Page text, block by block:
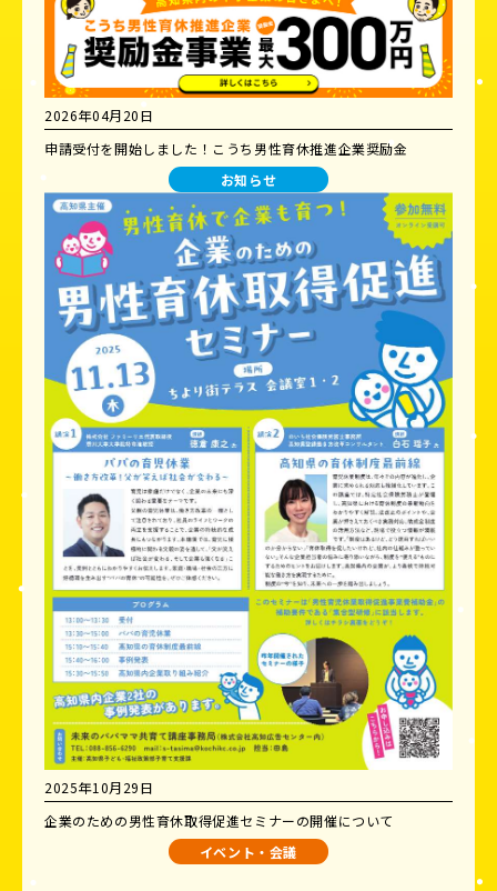
2026年04月20日
申請受付を開始しました！こうち男性育休推進企業奨励金
お知らせ
2025年10月29日
企業のための男性育休取得促進セミナーの開催について
イベント・会議